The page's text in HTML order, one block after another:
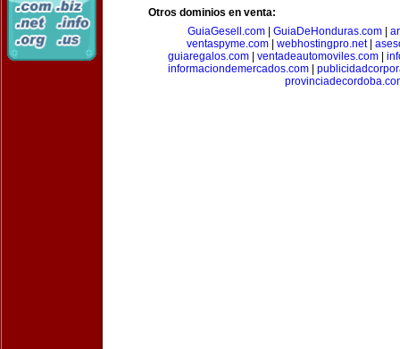
Otros dominios en venta:
GuiaGesell.com| GuiaDeHonduras.com|
ventaspyme.com
webhostingpro.net|
guiaregalos.com| ventadeautomoviles.com|
informaciondemercados.com|